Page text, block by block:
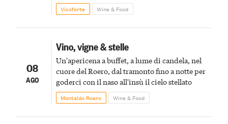
Vicoforte Wine & Food
08
AGO
Vino, vigne & stelle
Un'apericena a buffet, a lume di candela, nel
cuore del Roero, dal tramonto fino a notte per
goderci con il naso all'insù il cielo stellato
Montaldo Roero Wine & Food